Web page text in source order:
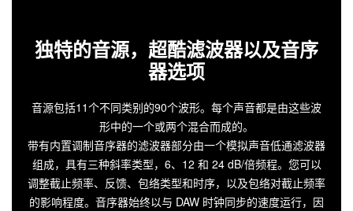
独特的音源，超酷滤波器以及音序
器选项
音源包括11个不同类别的90个波形。每个声音都是由这些波
形中的一个或两个混合而成的。
带有内置调制音序器的滤波器部分由一个模拟声音低通滤波器
组成，具有三种斜率类型，6、12 和 24 dB/倍频程。您可以
调整截止频率、反馈、包络类型和时序，以及包络对截止频率
的影响程度。音序器始终以与 DAW 时钟同步的速度运行，因